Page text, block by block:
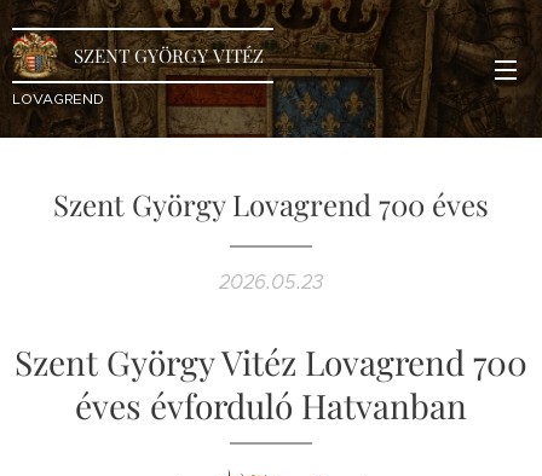
SZENT GYÖRGY VITÉZ
LOVAGREND
Szent György Lovagrend 700 éves
2026.05.23
Szent György Vitéz Lovagrend 700
éves évforduló Hatvanban